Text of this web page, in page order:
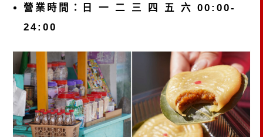
營業時間：日 一 二 三 四 五 六 00:00-
24:00